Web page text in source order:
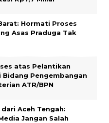
Hormati Proses
Asas Praduga Tak
atas Pelantikan
Bidang Pengembangan
ATR/BPN
Aceh Tengah:
Jangan Salah